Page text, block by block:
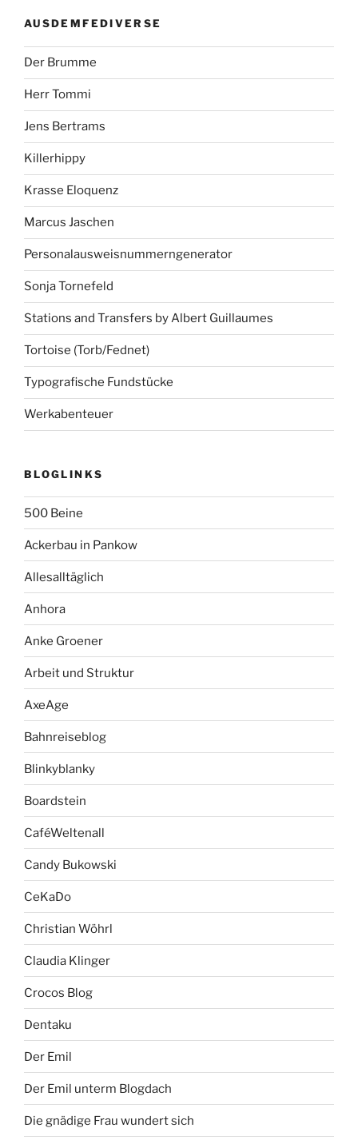
AUSDEMFEDIVERSE
Der Brumme
Herr Tommi
Jens Bertrams
Killerhippy
Krasse Eloquenz
Marcus Jaschen
Personalausweisnummerngenerator
Sonja Tornefeld
Stations and Transfers by Albert Guillaumes
Tortoise (Torb/Fednet)
Typografische Fundstücke
Werkabenteuer
BLOGLINKS
500 Beine
Ackerbau in Pankow
Allesalltäglich
Anhora
Anke Groener
Arbeit und Struktur
AxeAge
Bahnreiseblog
Blinkyblanky
Boardstein
CaféWeltenall
Candy Bukowski
CeKaDo
Christian Wöhrl
Claudia Klinger
Crocos Blog
Dentaku
Der Emil
Der Emil unterm Blogdach
Die gnädige Frau wundert sich